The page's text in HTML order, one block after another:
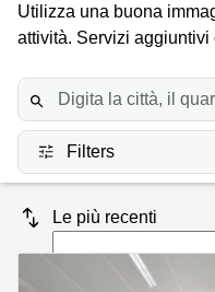
Ufficio
Center
Coworking
Sala
Riunioni
Ufficio
Genova
Milano
Palermo
Bari
Firenze
Coworking
Lazio
Bologna
Uffici
in
affitto a
Vicenza
Coworking
Prezzo
Accesso
Utilizza una buona
attività. Servizi
Filters
Le più recenti